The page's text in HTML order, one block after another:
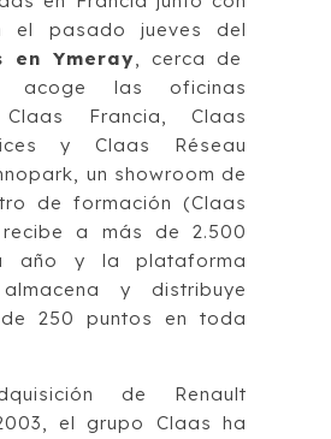
el pasado jueves del
en Ymeray , cerca de
acoge las oficinas
Francia, Claas
y Claas Réseau
un showroom de
de formación (Claas
recibe a más de 2.500
año y la plataforma
y distribuye
250 puntos en toda
de Renault
el grupo Claas ha